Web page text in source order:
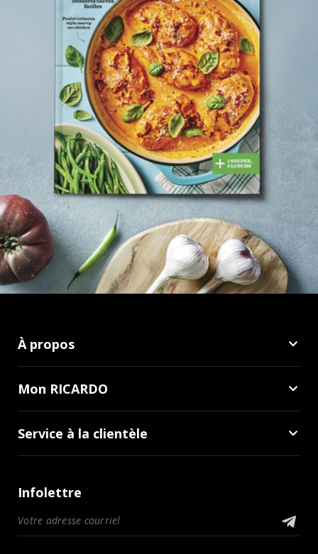
À propos
Mon RICARDO
Service à la clientèle
Infolettre